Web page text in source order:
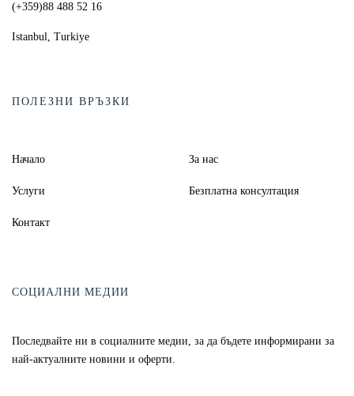
(+359)88 488 52 16
Istanbul, Turkiye
ПОЛЕЗНИ ВРЪЗКИ
Начало За нас
Услуги Безплатна консултация
Контакт
СОЦИАЛНИ МЕДИИ
Последвайте ни в социалните медии, за да бъдете информирани за
най-актуалните новини и оферти.